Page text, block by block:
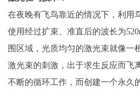
在夜晚有飞鸟靠近的情况下，利用
使用经过扩束、准直后的波长为
围区域，光质均匀的激光束就像一
激光束的刺激，出于求生反应而飞
不断的循环工作，而创建一个永久